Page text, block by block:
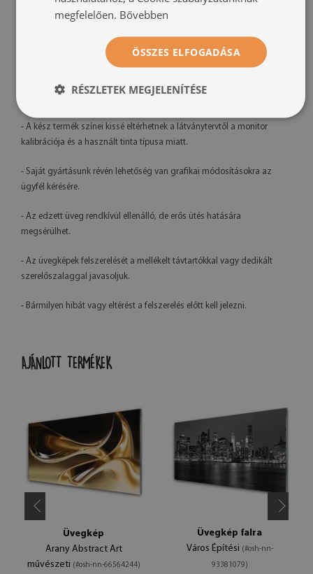
UV – fakulásálló
Felszerelési rendszer:távtartós rögzítők vagy szerelőszalag
További információk:
- A kész termék színei kissé eltérhetnek a látványtervtől a monitor
kalibrációja és a használt tinta típusa miatt.
- Saját gyártásunk révén lehetőség van grafikai módosításokra az
ügyfél kérésére.
- Az edzett üveg rendkívül ellenálló, de erős ütés hatására
megsérülhet.
- Az üvegképek felszerelését a mellékelt távtartókkal vagy dedikált
szerelőszalaggal javasoljuk.
- Bármilyen hibát vagy eltérést a felszerelés előtt kell jelezni.
AJÁNLOTT TERMÉKEK
Üvegkép
Arany Abstract Art
művészeti (#osh-nn-66564244)
Üvegkép falra
Város Építési (#osh-nn-
93381079)
megfelelően. Bővebben
ÖSSZES ELFOGADÁSA
RÉSZLETEK MEGJELENÍTÉSE